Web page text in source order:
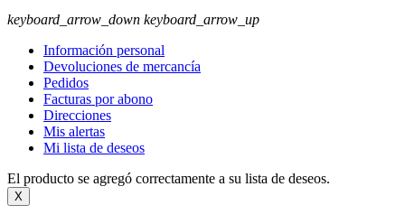
keyboard_arrow_down keyboard_arrow_up
Información personal
Devoluciones de mercancía
Pedidos
Facturas por abono
Direcciones
Mis alertas
Mi lista de deseos
El producto se agregó correctamente a su lista de deseos.
X